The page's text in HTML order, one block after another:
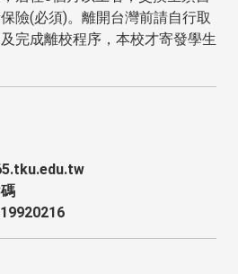
險(必須)。離開台灣前請自行取
完成離校程序，本校才寄發學生